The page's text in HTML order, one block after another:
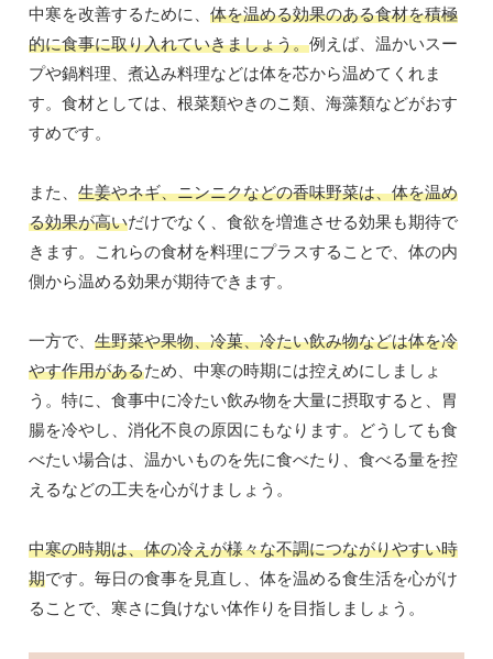
中寒を改善するために、 体を温める効果のある食材を積極
的に食事に取り入れていきましょう。例えば、温かいスー
プや鍋料理、煮込み料理などは体を芯から温めてくれま
す。食材としては、根菜類やきのこ類、海藻類などがおす
すめです。
また、 生姜やネギ、ニンニクなどの香味野菜は、体を温め
る効果が高いだけでなく、食欲を増進させる効果も期待で
きます。これらの食材を料理にプラスすることで、体の内
側から温める効果が期待できます。
一方で、 生野菜や果物、冷菓、冷たい飲み物などは体を冷
やす作用があるため、中寒の時期には控えめにしましょ
う。特に、食事中に冷たい飲み物を大量に摂取すると、胃
腸を冷やし、消化不良の原因にもなります。どうしても食
べたい場合は、温かいものを先に食べたり、食べる量を控
えるなどの工夫を心がけましょう。
中寒の時期は、体の冷えが様々な不調につながりやすい時
期です。毎日の食事を見直し、体を温める食生活を心がけ
ることで、寒さに負けない体作りを目指しましょう。